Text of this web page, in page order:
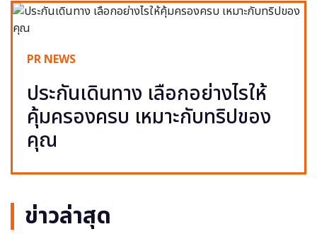
PR NEWS
ประกันเดินทาง เลือกอย่างไรให้
คุ้มครองครบ เหมาะกับทริปของ
คุณ
ข่าวล่าสุด